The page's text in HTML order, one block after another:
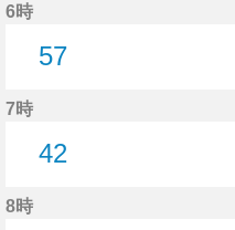
6時
57
7時
42
8時